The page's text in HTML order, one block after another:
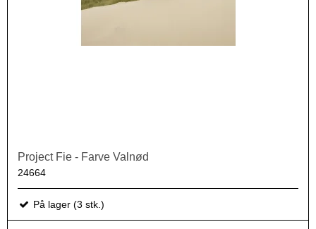
Project Fie - Farve Valnød
24664
På lager (3 stk.)